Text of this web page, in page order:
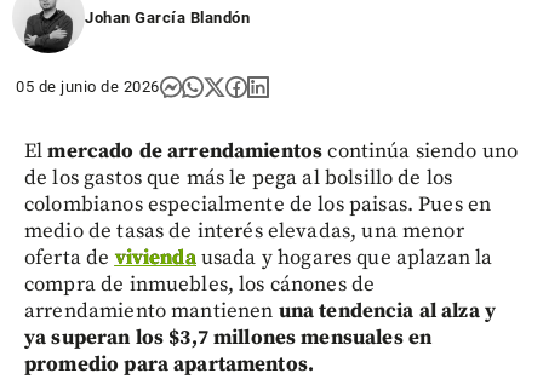
Johan García Blandón
05 de junio de 2026
Elmercado de arrendamientoscontinúa siendo uno
de los gastos que más le pega al bolsillo de los
colombianos especialmente de los paisas. Pues en
medio de tasas de interés elevadas, una menor
oferta deviviendausada y hogares que aplazan la
compra de inmuebles, los cánones de
arrendamiento mantienen una tendencia al alza y
ya superan los $3,7 millones mensuales en
promedio para apartamentos.